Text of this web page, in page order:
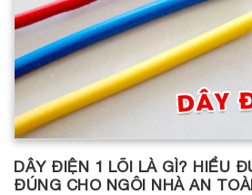
DÂY ĐIỆN 1 LÕI LÀ GÌ? HIỂU
ĐÚNG CHO NGÔI NHÀ AN